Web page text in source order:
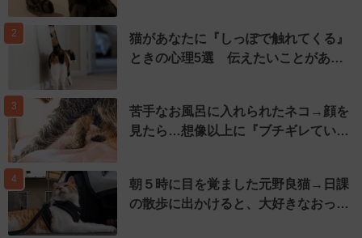
2
猫があなたに『しっぽで触れてくる』
ときの心理5選 伝えたいことがあ…
3
苦手なお風呂に入れられたネコ→顔を
見たら…想像以上に『ブチギレてい…
4
朝５時に目を覚ました元野良猫→日課
の散歩に出かけると、大好きなおっ…